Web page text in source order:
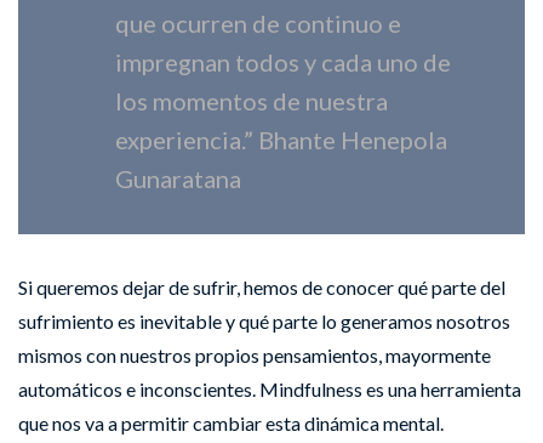
que ocurren de continuo e
impregnan todos y cada uno de
los momentos de nuestra
experiencia.” Bhante Henepola
Gunaratana
Si queremos dejar de sufrir, hemos de conocer qué parte del
sufrimiento es inevitable y qué parte lo generamos nosotros
mismos con nuestros propios pensamientos, mayormente
automáticos e inconscientes. Mindfulness es una herramienta
que nos va a permitir cambiar esta dinámica mental.